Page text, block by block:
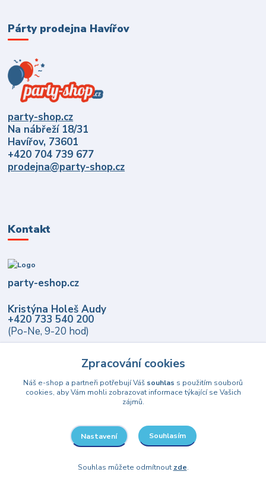
Párty prodejna Havířov
party-shop.cz
Na nábřeží 18/31
Havířov, 73601
+420 704 739 677
prodejna@party-shop.cz
Kontakt
party-eshop.cz
Kristýna Holeš Audy
+420 733 540 200
(Po-Ne, 9-20 hod)
Upravit sběr cookies.
© 2021-2026 party-eshop.cz
Zpracování cookies
Náš e-shop a partneři potřebují Váš souhlas s použitím souborů
cookies, aby Vám mohli zobrazovat informace týkající se Vašich
zájmů.
Nastavení Souhlasím
Souhlas můžete odmítnout zde.